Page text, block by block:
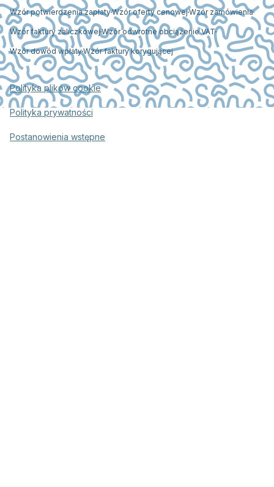
Wzór potwierdzenia zapłatyWzór oferty cenowejWzór zamówienia
Wzór faktury zaliczkowej Wzór odwrotne obciążenie VAT
Wzór dowód wpłatyWzór faktury korygującej
Polityka plików cookie
Polityka prywatności
Postanowienia wstępne